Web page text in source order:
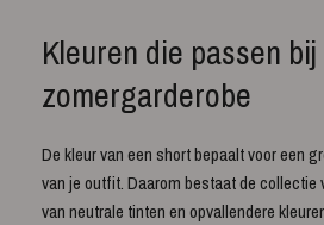
Kleuren die passen
zomergarderobe
De kleur van een short bepaalt voor een
van je outfit. Daarom bestaat de collectie
van neutrale tinten en opvallendere